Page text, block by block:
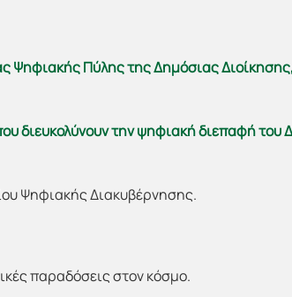
Ψηφιακής Πύλης της Δημόσιας Διοίκησης,
διευκολύνουν την ψηφιακή διεπαφή του
Ψηφιακής Διακυβέρνησης.
παραδόσεις στον κόσμο.